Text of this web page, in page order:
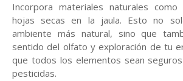
Incorpora materiales naturales
hojas secas en la jaula. Esto no
ambiente más natural, sino que
sentido del olfato y exploración de tu
que todos los elementos sean
pesticidas.